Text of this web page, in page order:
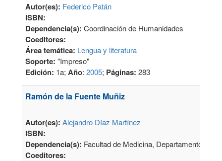
Autor(es): Federico Patán
ISBN:
Dependencia(s):Coordinación de Humanidades
Coeditores:
Área temática: Lengua y literatura
Soporte: "Impreso"
Edición: 1a; Año:2005; Páginas:283
Ramón de la Fuente Muñiz
Autor(es):Alejandro Díaz Martínez
ISBN:
Dependencia(s): Facultad de Medicina, Departamento de
Coeditores: